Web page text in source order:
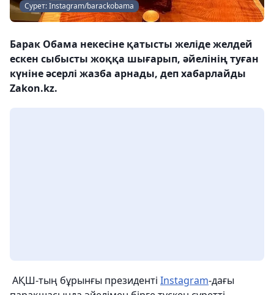
Сурет: Instagram/barackobama
Барак Обама некесіне қатысты желіде желдей
ескен сыбысты жоққа шығарып, әйелінің туған
күніне әсерлі жазба арнады, деп хабарлайды
Zakon.kz.
АҚШ-тың бұрынғы президенті Instagram-дағы